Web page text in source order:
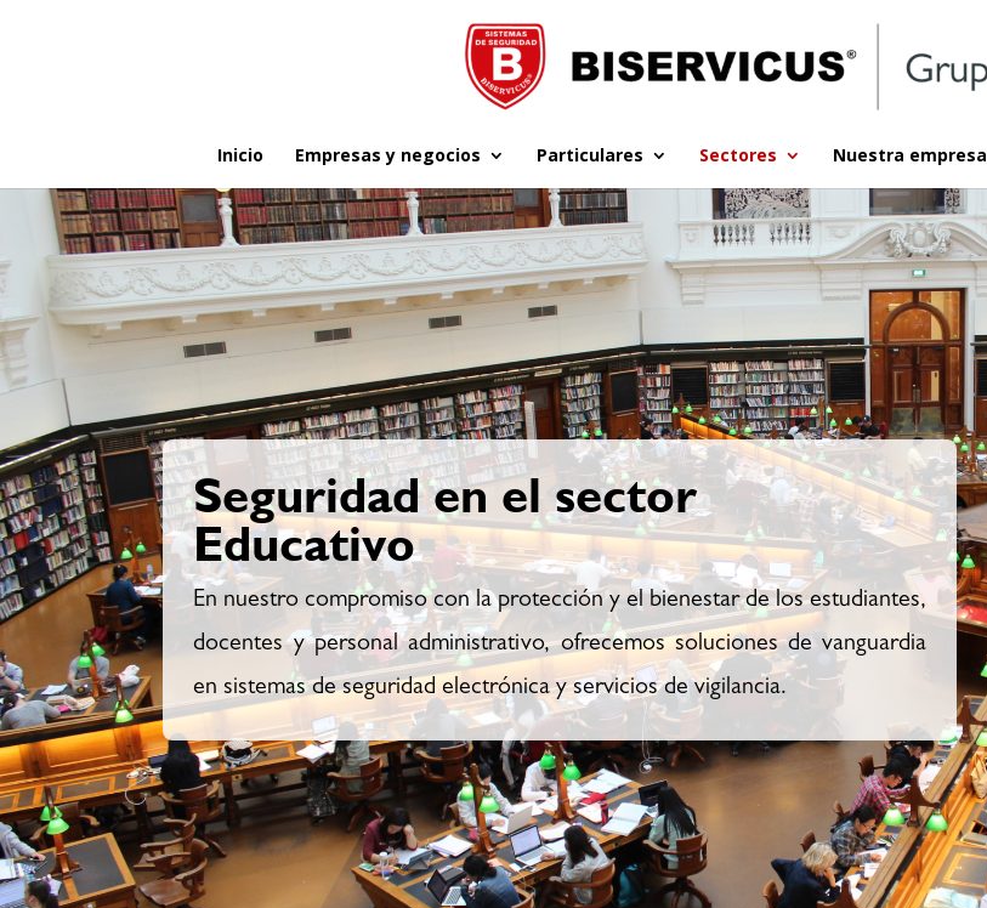
Inicio Empresas y negocios Particulares Sectores Nuestra empresa
Seguridad en el sector
Educativo
En nuestro compromiso con la protección y el bienestar de los estudiantes,
docentes y personal administrativo, ofrecemos soluciones de vanguardia
en sistemas de seguridad electrónica y servicios de vigilancia.